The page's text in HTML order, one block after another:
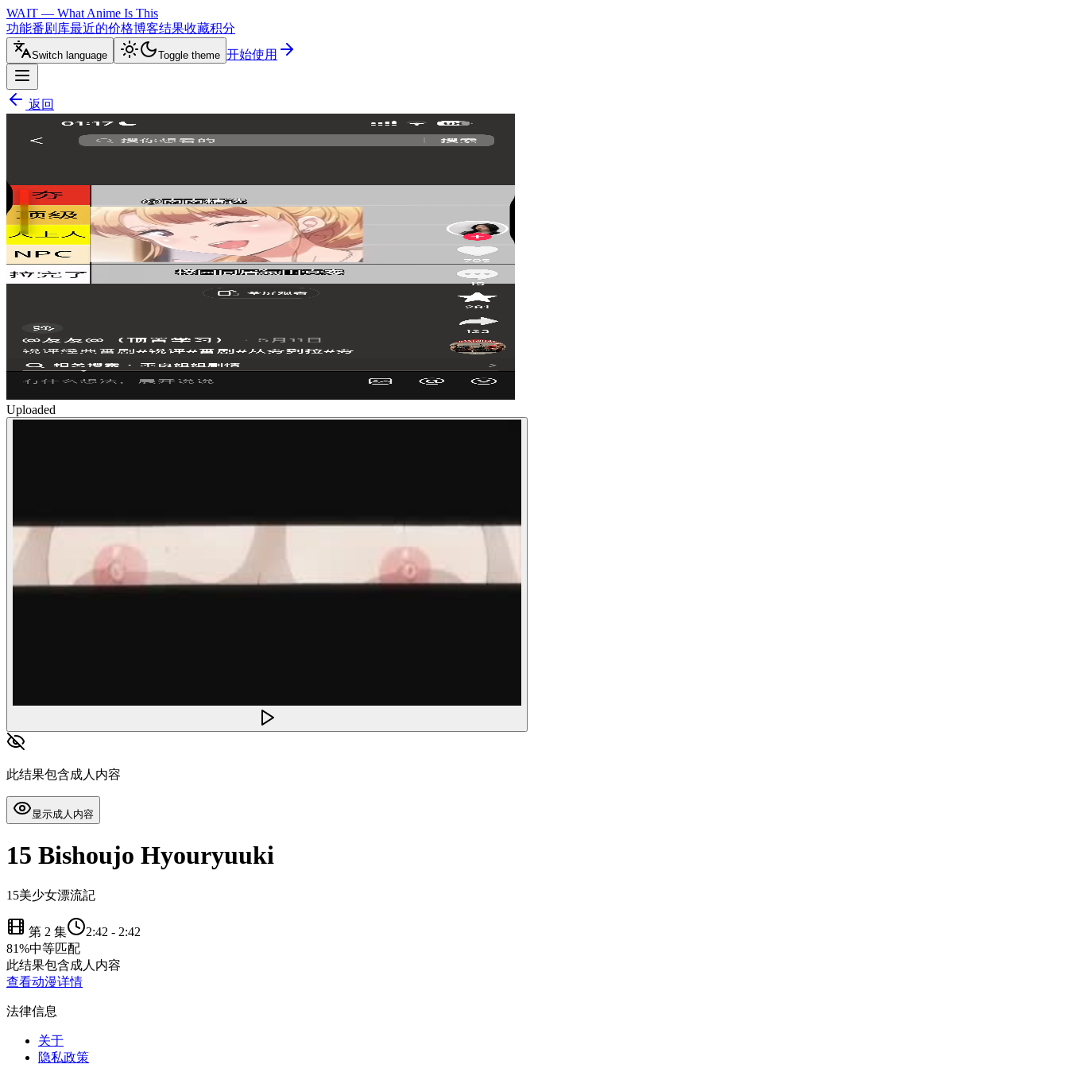
WAIT — What Anime Is This
功能番剧库最近的价格博客结果收藏积分
Switch language Toggle theme 开始使用
返回
Uploaded
此结果包含成人内容
显示成人内容
15 Bishoujo Hyouryuuki
15美少女漂流記
第 2 集 2:42 - 2:42
81%中等匹配
此结果包含成人内容
查看动漫详情
法律信息
关于
隐私政策